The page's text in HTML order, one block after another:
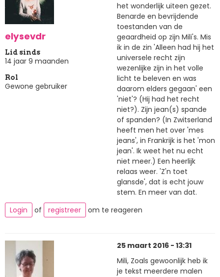
elysevdr
Lid sinds
14 jaar 9 maanden
Rol
Gewone gebruiker
het wonderlijk uiteen gezet.
Benarde en bevrijdende
toestanden van de
geaardheid op zijn Mili's. Mis
ik in de zin 'Alleen had hij het
universele recht zijn
wezenlijke zijn in het volle
licht te beleven en was
daarom elders gegaan' een
'niet'? (Hij had het recht
niet?). Zijn jean(s) spande
of spanden? (In Zwitserland
heeft men het over 'mes
jeans', in Frankrijk is het 'mon
jean'. Ik weet het nu echt
niet meer.) Een heerlijk
relaas weer. 'Z'n toet
glansde', dat is echt jouw
stem. En meer van dat.
Login
of registreer om te reageren
25 maart 2016 - 13:31
Mili, Zoals gewoonlijk heb ik
je tekst meerdere malen